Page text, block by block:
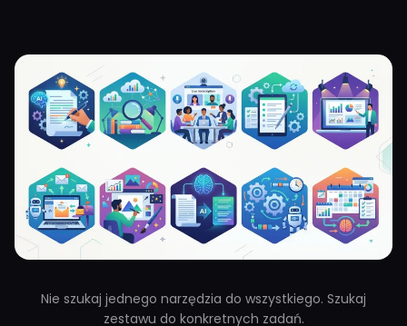
Nie szukaj jednego narzędzia do wszystkiego. Szukaj
zestawu do konkretnych zadań.